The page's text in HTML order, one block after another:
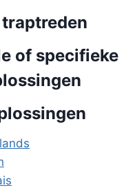
of specifieke